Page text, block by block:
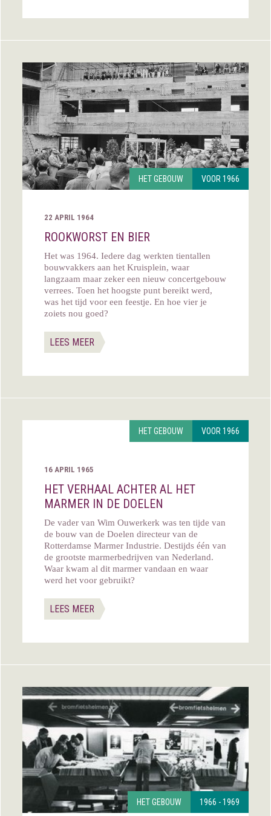
HET GEBOUW VOOR 1966
22 APRIL 1964
ROOKWORST EN BIER
Het was 1964. Iedere dag werkten tientallen
bouwvakkers aan het Kruisplein, waar
langzaam maar zeker een nieuw concertgebouw
verrees. Toen het hoogste punt bereikt werd,
was het tijd voor een feestje. En hoe vier je
zoiets nou goed?
LEES MEER
HET GEBOUW VOOR 1966
16 APRIL 1965
HET VERHAAL ACHTER AL HET
MARMER IN DE DOELEN
De vader van Wim Ouwerkerk was ten tijde van
de bouw van de Doelen directeur van de
Rotterdamse Marmer Industrie. Destijds één van
de grootste marmerbedrijven van Nederland.
Waar kwam al dit marmer vandaan en waar
werd het voor gebruikt?
LEES MEER
HET GEBOUW 1966 - 1969